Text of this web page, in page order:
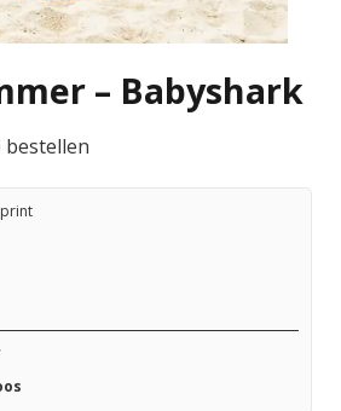
– Babyshark
bestellen